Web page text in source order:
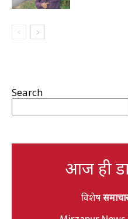
Search
आज ही
विशेष